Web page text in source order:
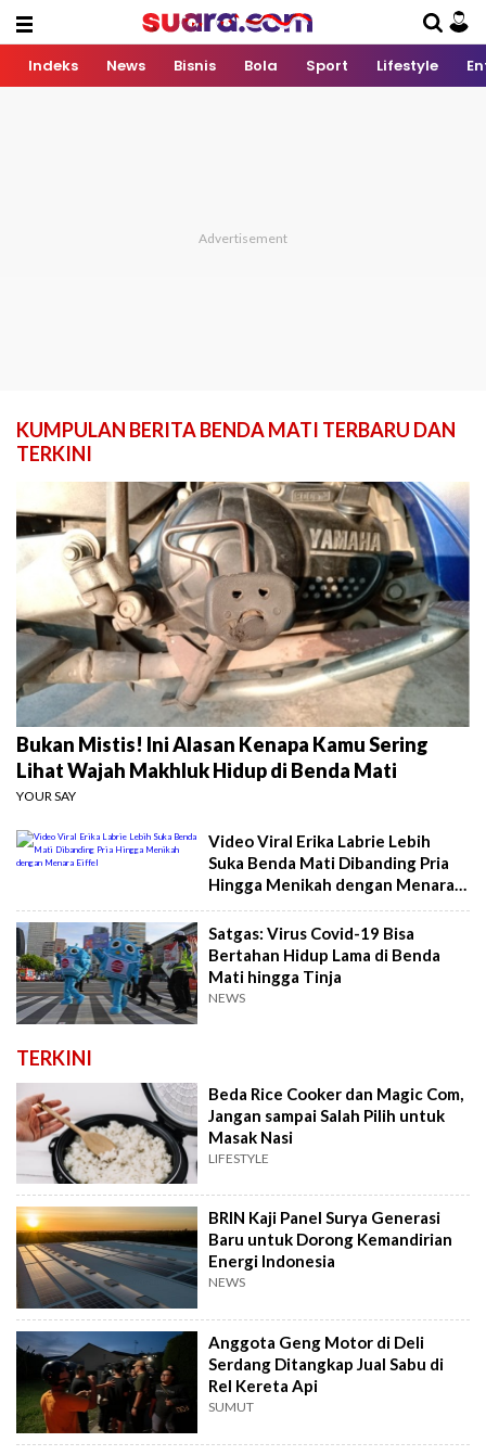
Indeks News Bisnis Bola Sport Lifestyle
KUMPULAN BERITA BENDA MATI TERBARU DAN
TERKINI
Bukan Mistis! Ini Alasan Kenapa Kamu Sering
Lihat Wajah Makhluk Hidup di Benda Mati
YOUR SAY
Video Viral Erika Labrie Lebih
Suka Benda Mati Dibanding Pria
Hingga Menikah dengan Menara
Eiffel
Satgas: Virus Covid-19 Bisa
Bertahan Hidup Lama di Benda
Mati hingga Tinja
NEWS
TERKINI
Beda Rice Cooker dan Magic Com,
Jangan sampai Salah Pilih untuk
Masak Nasi
LIFESTYLE
BRIN Kaji Panel Surya Generasi
Baru untuk Dorong Kemandirian
Energi Indonesia
NEWS
Anggota Geng Motor di Deli
Serdang Ditangkap Jual Sabu di
Rel Kereta Api
SUMUT